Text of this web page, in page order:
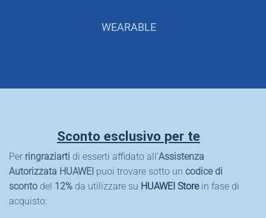
WEARABLE
Sconto esclusivo per te
Per ringraziarti di esserti affidato all’Assistenza
Autorizzata HUAWEI puoi trovare sotto un codice di
sconto del 12% da utilizzare su HUAWEI Storein fase di
acquisto: